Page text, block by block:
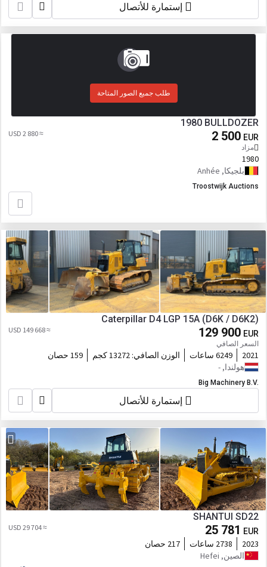
إستمارة للأتصال
طلب جميع الصور المتاحة
1980 BULLDOZER
2 500 EUR
مزاد
≈ 2 880 USD
1980
بلجيكا, Anhée
Troostwijk Auctions
Caterpillar D4 LGP 15A (D6K / D6K2)
129 900 EUR
السعر الصافي
≈ 149 668 USD
2021 6249 ساعات الوزن الصافي: 13272 كجم
159 حصان
هولندا, -
Big Machinery B.V.
إستمارة للأتصال
SHANTUI SD22
25 781 EUR
≈ 29 704 USD
2023 2738 ساعات
217 حصان
الصين, Hefei